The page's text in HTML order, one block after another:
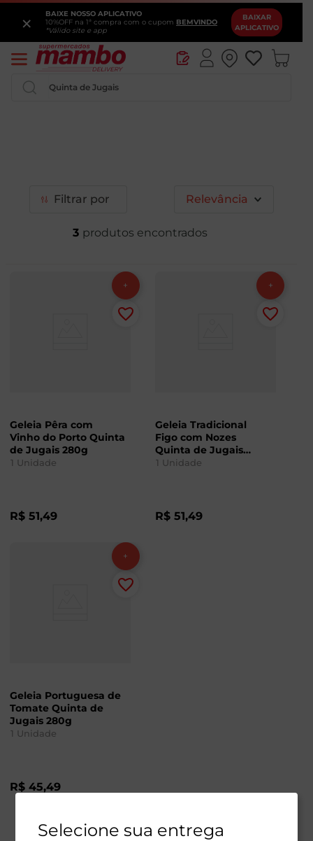
BAIXE NOSSO APLICATIVO
10%OFF na 1ª compra com o cupom BEMVINDO
*Válido site e app
BAIXAR
APLICATIVO
×
Pesquise por produtos ou marcas...
Filtrar Relevância
3
Geleia Pêra com
Vinho do Porto Quinta
de Jugais 280g
1 Unidade
R$ 51,49
Geleia Tradicional
Figo com Nozes
Quinta de Jugais
280g
1 Unidade
R$ 51,49
Geleia Portuguesa de
Tomate Quinta de
Jugais 280g
1 Unidade
R$ 45,49
Selecione sua entrega